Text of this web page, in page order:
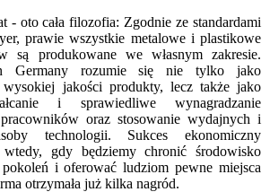
- oto cała filozofia: Zgodnie ze standardami
prawie wszystkie metalowe i plastikowe
są produkowane we własnym zakresie.
Germany rozumie się nie tylko jako
jakości produkty, lecz także jako
i sprawiedliwe wynagradzanie
oraz stosowanie wydajnych i
technologii. Sukces ekonomiczny
gdy będziemy chronić środowisko
pokoleń i oferować ludziom pewne miejsca
otrzymała już kilka nagród.